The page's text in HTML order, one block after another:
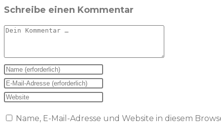
Schreibe einen Kommentar
Kommentar
Gib
deinen
Namen
Benutzernamen
Gib
deine
Mail-
Gib
Website-
Name, E-Mail-Adresse und Website in diesem